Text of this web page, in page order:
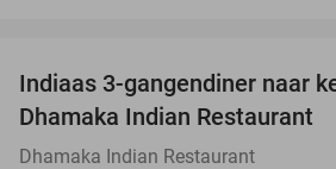
Indiaas 3-gangendiner naar
Dhamaka Indian Restaurant
Dhamaka Indian Restaurant